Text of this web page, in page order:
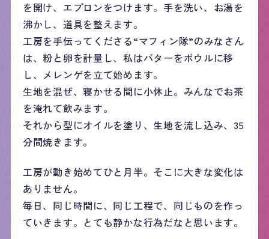
を開け、エプロンをつけます。手を洗い、お湯を
沸かし、道具を整えます。
工房を手伝ってくださる“マフィン隊”のみなさん
は、粉と卵を計量し、私はバターをボウルに移
し、メレンゲを立て始めます。
生地を混ぜ、寝かせる間に小休止。みんなでお茶
を淹れて飲みます。
それから型にオイルを塗り、生地を流し込み、35
分間焼きます。
工房が動き始めてひと月半。そこに大きな変化は
ありません。
毎日、同じ時間に、同じ工程で、同じものを作っ
ていきます。とても静かな行為だなと思います。